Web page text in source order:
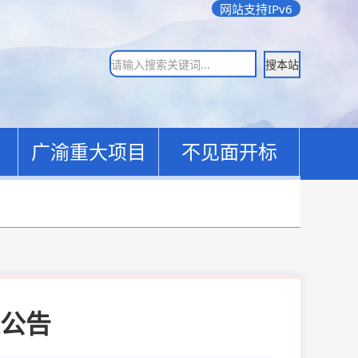
网站支持IPv6
搜本站
广渝重大项目 不见面开标
告